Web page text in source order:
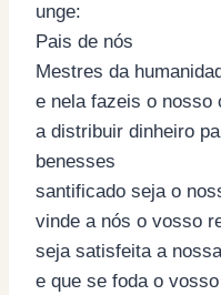
unge:
Pais de nós
Mestres da
e nela fazeis o nosso
a distribuir dinheiro
benesses
santificado seja o
vinde a nós o vosso
seja satisfeita a
e que se foda o